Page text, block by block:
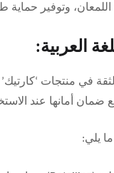
وتوفير حماية
العربية:
ضمان أمانها عند
يلي: